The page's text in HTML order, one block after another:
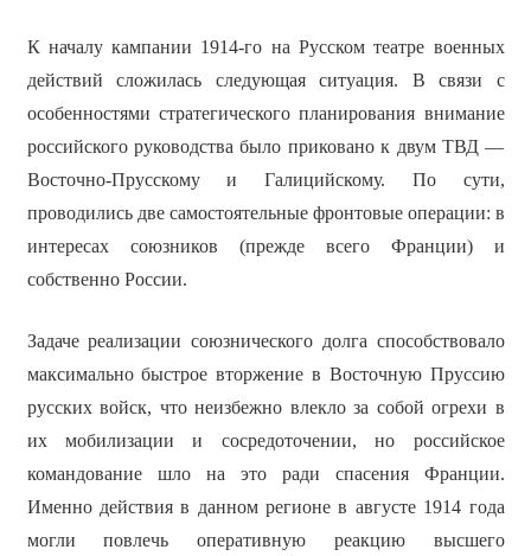
К началу кампании 1914-го на Русском театре военных
действий сложилась следующая ситуация. В связи с
особенностями стратегического планирования внимание
российского руководства было приковано к двум ТВД —
Восточно-Прусскому и Галицийскому. По сути,
проводились две самостоятельные фронтовые операции: в
интересах союзников (прежде всего Франции) и
собственно России.
Задаче реализации союзнического долга способствовало
максимально быстрое вторжение в Восточную Пруссию
русских войск, что неизбежно влекло за собой огрехи в
их мобилизации и сосредоточении, но российское
командование шло на это ради спасения Франции.
Именно действия в данном регионе в августе 1914 года
могли повлечь оперативную реакцию высшего